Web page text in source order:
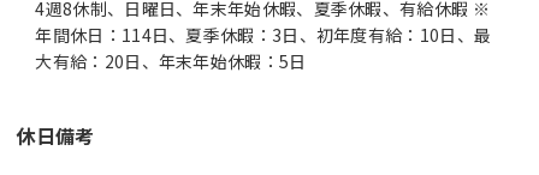
4週8休制、日曜日、年末年始休暇、夏季休暇、有給休暇 ※
年間休日：114日、夏季休暇：3日、初年度有給：10日、最
大有給：20日、年末年始休暇：5日
休日備考